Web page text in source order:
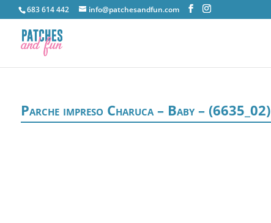
683 614 442 info@patchesandfun.com
Parche impreso Charuca – Baby – (6635_02)